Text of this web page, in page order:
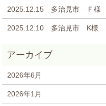
2025.12.15 多治見市 Ｆ様
2025.12.10 多治見市 K様
2026年6月
2026年1月